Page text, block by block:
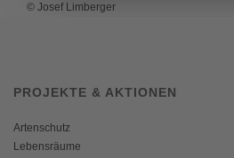
© Josef Limberger
PROJEKTE & AKTIONEN
Artenschutz
Lebensräume